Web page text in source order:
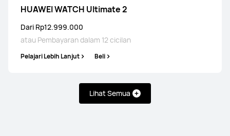
HUAWEI WATCH Ultimate 2
Dari Rp12.999.000
atau Pembayaran dalam 12 cicilan
Pelajari Lebih Lanjut Beli
Lihat Semua